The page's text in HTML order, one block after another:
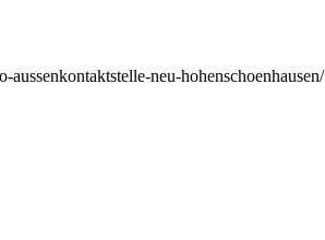
aussenkontaktstelle-neu-hohenschoenhausen/